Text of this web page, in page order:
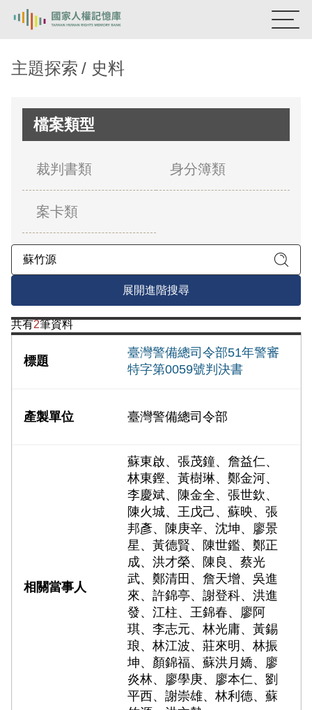
新生訓導處
關於我們
意見信箱
主題探索 史料
檔案類型
裁判書類 身分簿類
案卡類
展開進階搜尋
共有2筆資料
臺灣警備總司令部51年警審
特字第0059號判決書
臺灣警備總司令部
蘇東啟、張茂鐘、詹益仁、
林東鏗、黃樹琳、鄭金河、
李慶斌、陳金全、張世欽、
陳火城、王戊己、蘇映、張
邦彥、陳庚辛、沈坤、廖景
星、黃德賢、陳世鑑、鄭正
成、洪才榮、陳良、蔡光
武、鄭清田、詹天增、吳進
來、許錦亭、謝登科、洪進
發、江柱、王錦春、廖阿
琪、李志元、林光庸、黃錫
琅、林江波、莊來明、林振
坤、顏錦福、蘇洪月嬌、廖
炎林、廖學庚、廖本仁、劉
平西、謝崇雄、林利德、蘇